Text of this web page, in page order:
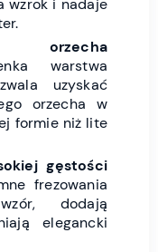
wzrok i nadaje
orzecha
warstwa
uzyskać
orzecha w
formie niż lite
gęstości
frezowania
dodają
elegancki